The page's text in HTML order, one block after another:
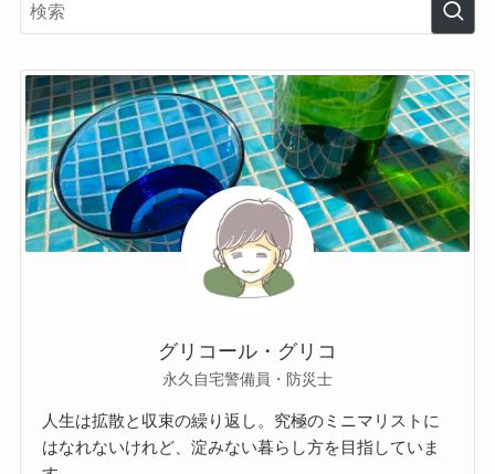
グリコール・グリコ
永久自宅警備員・防災士
人生は拡散と収束の繰り返し。究極のミニマリストに
はなれないけれど、淀みない暮らし方を目指していま